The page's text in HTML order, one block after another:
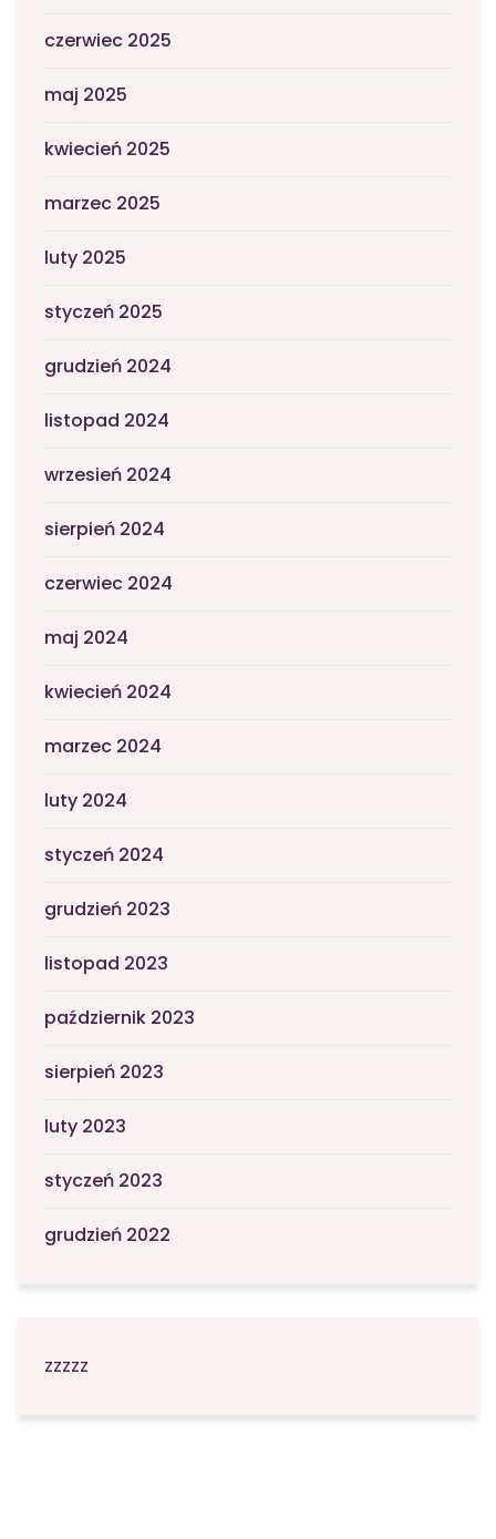
czerwiec 2025
maj 2025
kwiecień 2025
marzec 2025
luty 2025
styczeń 2025
grudzień 2024
listopad 2024
wrzesień 2024
sierpień 2024
czerwiec 2024
maj 2024
kwiecień 2024
marzec 2024
luty 2024
styczeń 2024
grudzień 2023
listopad 2023
październik 2023
sierpień 2023
luty 2023
styczeń 2023
grudzień 2022
zzzzz